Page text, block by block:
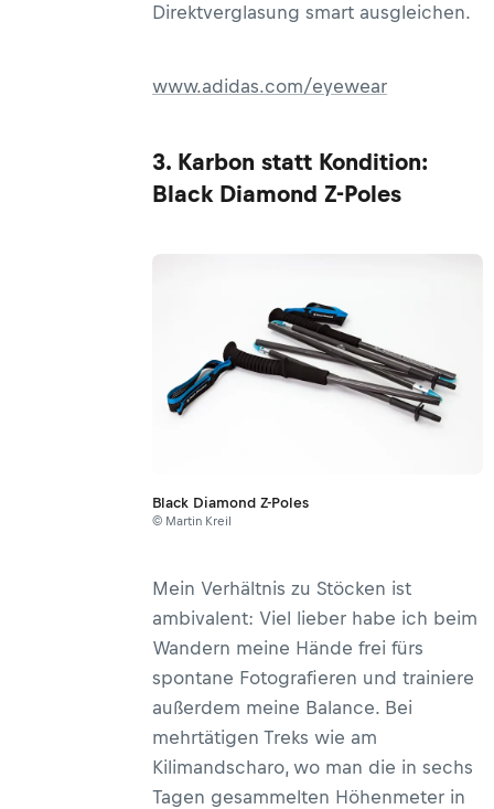
Direktverglasung smart ausgleichen.
www.adidas.com/eyewear
3. Karbon statt Kondition:
Black Diamond Z-Poles
Black Diamond Z-Poles
© Martin Kreil
Mein Verhältnis zu Stöcken ist
ambivalent: Viel lieber habe ich beim
Wandern meine Hände frei fürs
spontane Fotografieren und trainiere
außerdem meine Balance. Bei
mehrtätigen Treks wie am
Kilimandscharo, wo man die in sechs
Tagen gesammelten Höhenmeter in